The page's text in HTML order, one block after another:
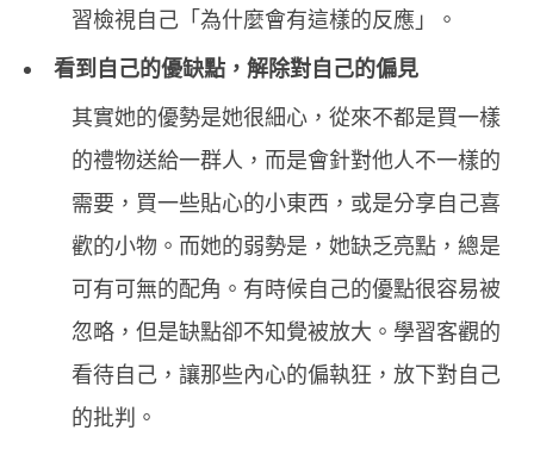
習檢視自己「為什麼會有這樣的反應」。
看到自己的優缺點，解除對自己的偏見
其實她的優勢是她很細心，從來不都是買一樣
的禮物送給一群人，而是會針對他人不一樣的
需要，買一些貼心的小東西，或是分享自己喜
歡的小物。而她的弱勢是，她缺乏亮點，總是
可有可無的配角。有時候自己的優點很容易被
忽略，但是缺點卻不知覺被放大。學習客觀的
看待自己，讓那些內心的偏執狂，放下對自己
的批判。